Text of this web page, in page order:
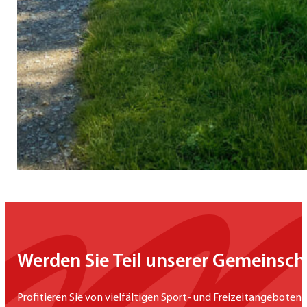
Werden Sie Teil unserer
Profitieren Sie von vielfältigen Sport- und